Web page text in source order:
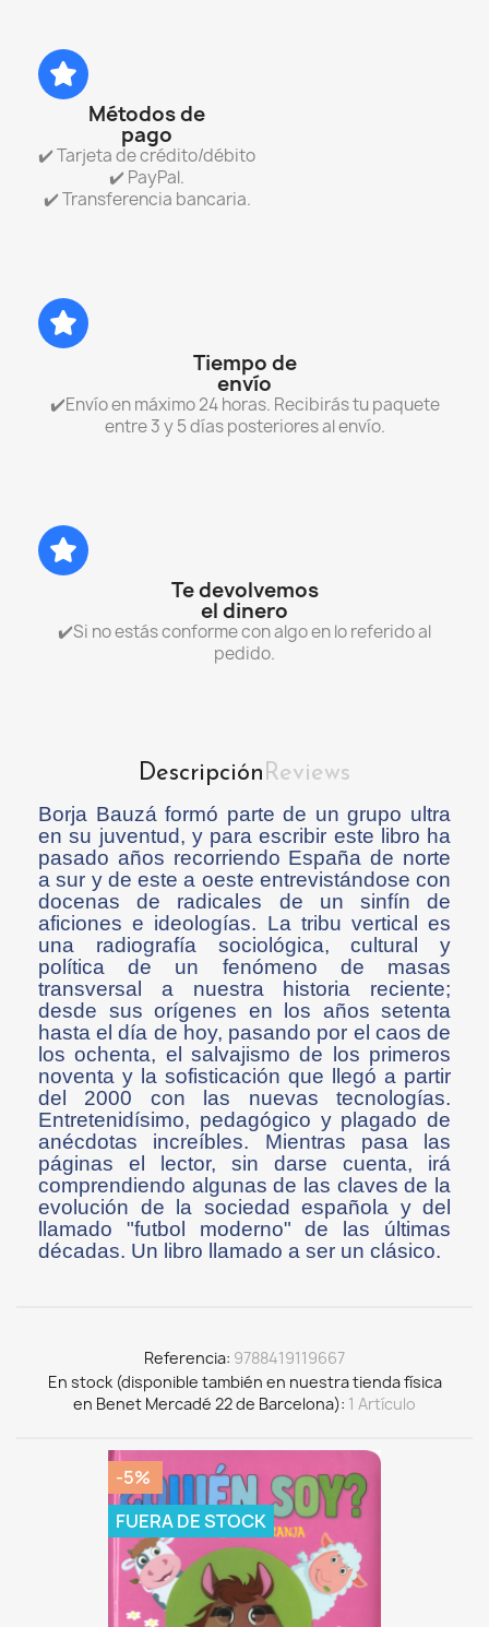
Métodos de
pago
✔️ Tarjeta de crédito/débito
✔️ PayPal.
✔️ Transferencia bancaria.
Tiempo de
envío
✔️Envío en máximo 24 horas. Recibirás tu paquete
entre 3 y 5 días posteriores al envío.
Te devolvemos
el dinero
✔️Si no estás conforme con algo en lo referido al
pedido.
DescripciónReviews
Borja Bauzá formó parte de un grupo ultra
en su juventud, y para escribir este libro ha
pasado años recorriendo España de norte
a sur y de este a oeste entrevistándose con
docenas de radicales de un sinfín de
aficiones e ideologías. La tribu vertical es
una radiografía sociológica, cultural y
política de un fenómeno de masas
transversal a nuestra historia reciente;
desde sus orígenes en los años setenta
hasta el día de hoy, pasando por el caos de
los ochenta, el salvajismo de los primeros
noventa y la sofisticación que llegó a partir
del 2000 con las nuevas tecnologías.
Entretenidísimo, pedagógico y plagado de
anécdotas increíbles. Mientras pasa las
páginas el lector, sin darse cuenta, irá
comprendiendo algunas de las claves de la
evolución de la sociedad española y del
llamado "futbol moderno" de las últimas
décadas. Un libro llamado a ser un clásico.
Referencia 9788419119667
En stock (disponible también en nuestra tienda física
en Benet Mercadé 22 de Barcelona) 1 Artículo
-5%
FUERA DE STOCK